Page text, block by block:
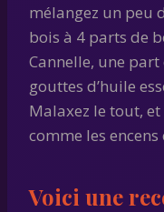
mélangez un peu
bois à 4 parts de
Cannelle, une part
gouttes d’huile
Malaxez le tout,
comme les
Voici une